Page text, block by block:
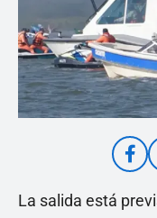
La salida está